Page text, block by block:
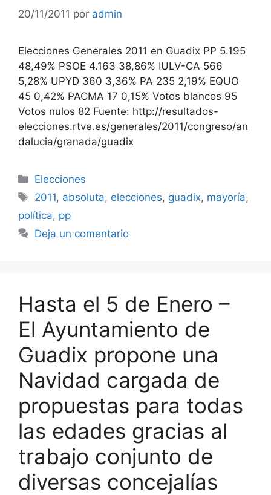
20/11/2011 por admin
Elecciones Generales 2011 en Guadix PP 5.195
48,49% PSOE 4.163 38,86% IULV-CA 566
5,28% UPYD 360 3,36% PA 235 2,19% EQUO
45 0,42% PACMA 17 0,15% Votos blancos 95
Votos nulos 82 Fuente: http://resultados-
elecciones.rtve.es/generales/2011/congreso/an
dalucia/granada/guadix
Categorías
Elecciones
Etiquetas
2011, absoluta, elecciones, guadix, mayoría,
política, pp
Deja un comentario
Hasta el 5 de Enero –
El Ayuntamiento de
Guadix propone una
Navidad cargada de
propuestas para todas
las edades gracias al
trabajo conjunto de
diversas concejalías